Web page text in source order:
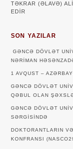
TƏKRAR (ƏLAVƏ)
EDİR
SON YAZILAR
GƏNCƏ DÖVLƏT
NƏRIMAN
1 AVQUST –
GƏNCƏ DÖVLƏT
QƏBUL OLAN
GƏNCƏ DÖVLƏT
SƏRGISINDƏ
DOKTORANTLARIN
KONFRANSI